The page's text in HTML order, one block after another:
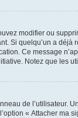
modifier ou
Si quelqu’un a déjà
Ce message
Notez que les
de l’utilisateur.
« Attacher ma